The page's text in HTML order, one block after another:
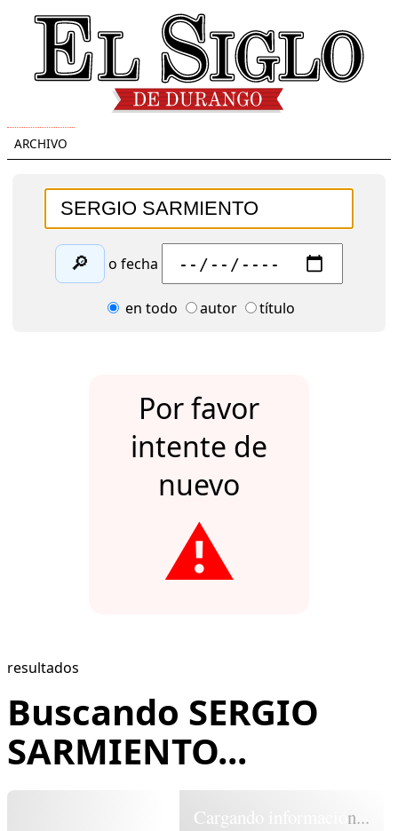
ARCHIVO
🔎 o fecha
en todo autor título
Por favor
intente de
nuevo
⚠️
resultados
Buscando SERGIO
SARMIENTO...
Cargando información...